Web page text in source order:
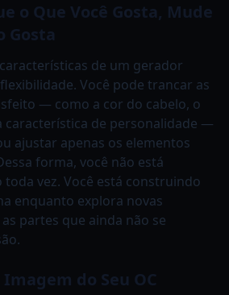
o Que Você Gosta, Mude
Gosta
de um gerador
Você pode trancar as
— como a cor do cabelo, o
característica de personalidade —
ajustar apenas os elementos
forma, você não está
vez. Você está construindo
enquanto explora novas
partes que ainda não se
Imagem do Seu OC